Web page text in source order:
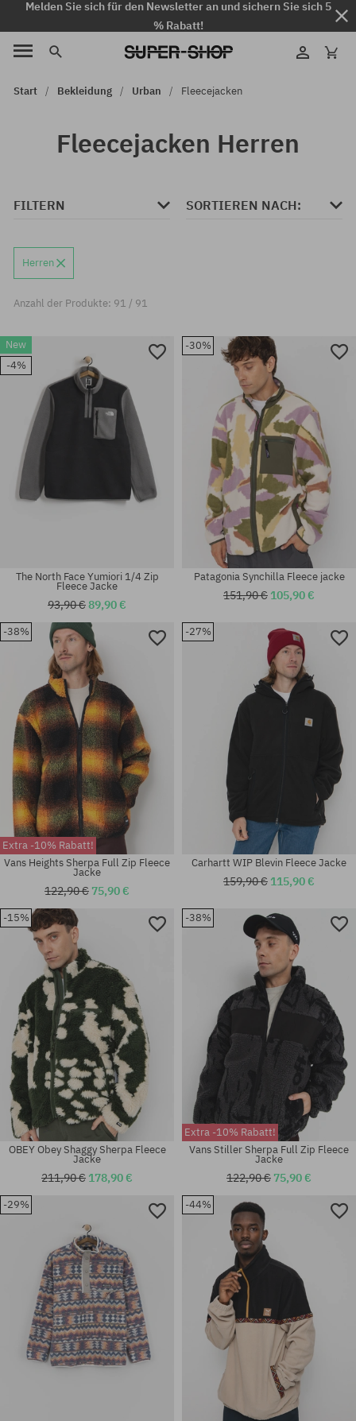
Melden Sie sich für den Newsletter an und sichern Sie sich 5
% Rabatt!
Start Bekleidung Urban Fleecejacken
Fleecejacken Herren
FILTERN SORTIEREN NACH:
Herren
Anzahl der Produkte: 91 / 91
New
-4%
Verfügbare Größen:
M; L; XL
The North Face Yumiori 1/4 Zip
Fleece Jacke
93,90 €89,90 €
-30%
Verfügbare Größen:
Patagonia Synchilla Fleece jacke
151,90 € 105,90 €
-38%
Verfügbare Größen:
Extra -10% Rabatt!
Vans Heights Sherpa Full Zip Fleece
Jacke
122,90 € 75,90 €
-27%
Verfügbare Größen:
Carhartt WIP Blevin Fleece Jacke
159,90 € 115,90 €
-15%
OBEY Obey Shaggy Sherpa Fleece
Jacke
211,90 € 178,90 €
-38%
Extra -10% Rabatt!
Vans Stiller Sherpa Full Zip Fleece
Jacke
122,90 € 75,90 €
-29% -44%